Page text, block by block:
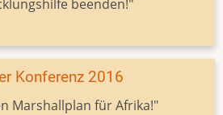
beenden!"
Konferenz 2016
Marshallplan für Afrika!"